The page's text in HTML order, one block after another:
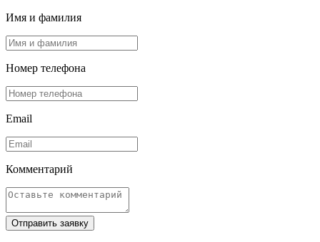
Имя и фамилия
Номер телефона
Email
Комментарий
Отправить заявку